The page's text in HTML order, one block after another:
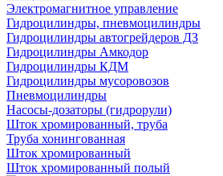
Электромагнитное управление
Гидроцилиндры, пневмоцилиндры
Гидроцилиндры автогрейдеров ДЗ
Гидроцилиндры Амкодор
Гидроцилиндры КДМ
Гидроцилиндры мусоровозов
Пневмоцилиндры
Насосы-дозаторы (гидрорули)
Шток хромированный, труба
Труба хонингованная
Шток хромированный
Шток хромированный полый